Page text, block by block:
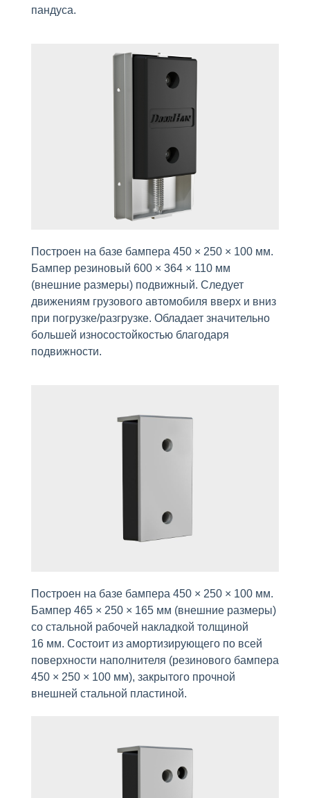
пандуса.
Построен на базе бампера 450 × 250 × 100 мм.
Бампер резиновый 600 × 364 × 110 мм
(внешние размеры) подвижный. Следует
движениям грузового автомобиля вверх и вниз
при погрузке/разгрузке. Обладает значительно
большей износостойкостью благодаря
подвижности.
Построен на базе бампера 450 × 250 × 100 мм.
Бампер 465 × 250 × 165 мм (внешние размеры)
со стальной рабочей накладкой толщиной
16 мм. Состоит из амортизирующего по всей
поверхности наполнителя (резинового бампера
450 × 250 × 100 мм), закрытого прочной
внешней стальной пластиной.